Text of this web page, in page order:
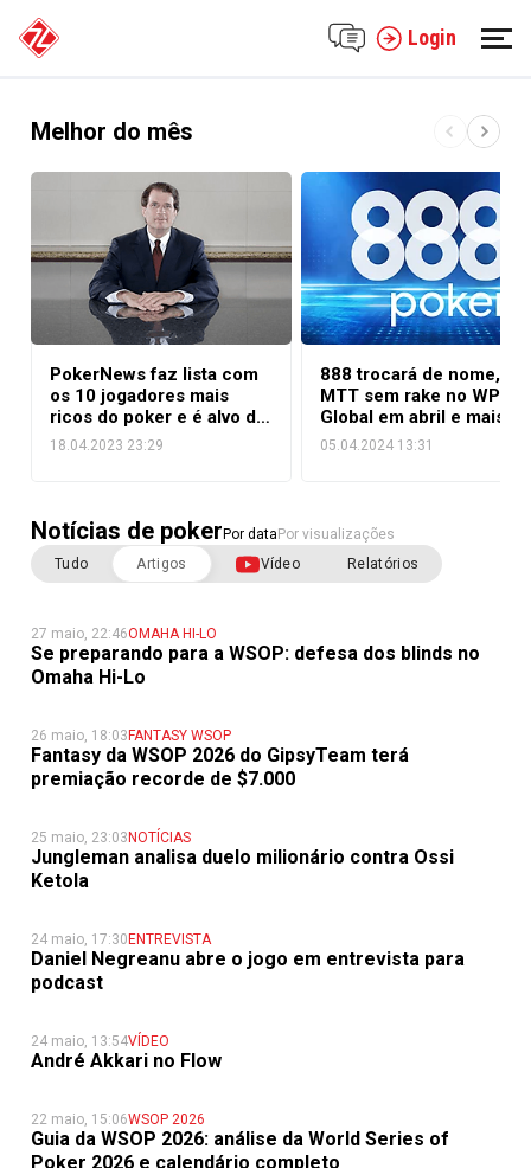
Login
Melhor do mês
PokerNews faz lista com
os 10 jogadores mais
ricos do poker e é alvo de
chacota
18.04.2023 23:29
888 trocará de nome,
MTT sem rake no WPT
Global em abril e mais
novidades das salas de
05.04.2024 13:31
Notícias de poker Por data Por visualizações
Tudo
Artigos Vídeo Relatórios
27 maio, 22:46OMAHA HI-LO
Se preparando para a WSOP: defesa dos blinds no
Omaha Hi-Lo
26 maio, 18:03 FANTASY WSOP
Fantasy da WSOP 2026 do GipsyTeam terá
premiação recorde de $7.000
25 maio, 23:03 NOTÍCIAS
Jungleman analisa duelo milionário contra Ossi
Ketola
24 maio, 17:30 ENTREVISTA
Daniel Negreanu abre o jogo em entrevista para
podcast
24 maio, 13:54VÍDEO
André Akkari no Flow
22 maio, 15:06WSOP 2026
Guia da WSOP 2026: análise da World Series of
Poker 2026 e calendário completo